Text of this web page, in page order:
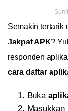
Semakin tertarik
Jakpat APK?
responden
cara daftar
Buka
Masukkan